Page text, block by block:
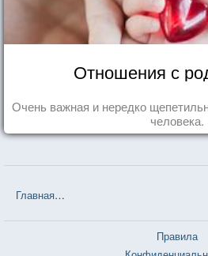
Отношения с
Очень важная и нередко
человека.
Главная
Правила